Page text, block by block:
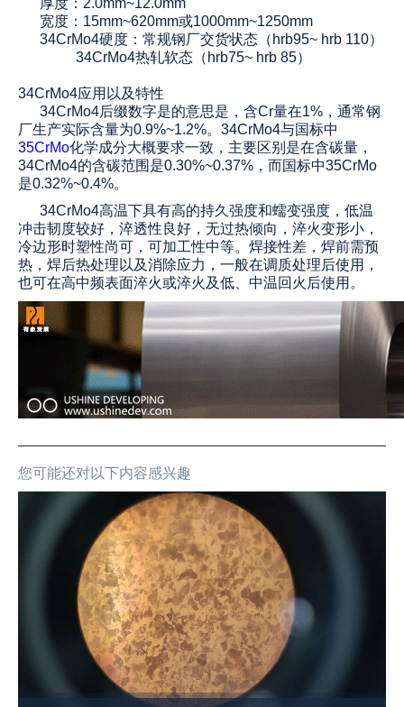
厚度：2.0mm~12.0mm
宽度：15mm~620mm或1000mm~1250mm
34CrMo4硬度：常规钢厂交货状态（hrb95~ hrb 110）
34CrMo4热轧软态（hrb75~ hrb 85）
34CrMo4应用以及特性
34CrMo4后缀数字是的意思是，含Cr量在1%，通常钢
厂生产实际含量为0.9%~1.2%。 34CrMo4与国标中
35CrMo化学成分大概要求一致，主要区别是在含碳量，
34CrMo4的含碳范围是0.30%~0.37%，而国标中35CrMo
是0.32%~0.4%。
34CrMo4高温下具有高的持久强度和蠕变强度，低温
冲击韧度较好，淬透性良好，无过热倾向，淬火变形小，
冷边形时塑性尚可，可加工性中等。焊接性差，焊前需预
热，焊后热处理以及消除应力，一般在调质处理后使用，
也可在高中频表面淬火或淬火及低、中温回火后使用。
您可能还对以下内容感兴趣